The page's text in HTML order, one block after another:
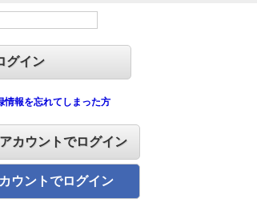
情報を忘れてしまった方
カウントでログイン
ウントでログイン